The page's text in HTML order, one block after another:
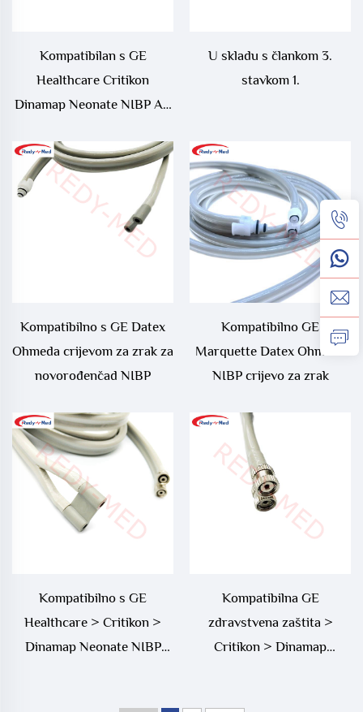
Kompatibilan s GE
Healthcare Critikon
Dinamap Neonate NIBP Air
U skladu s člankom 3.
stavkom 1.
Kompatibilno s GE Datex
Ohmeda crijevom za zrak za
novorođenčad NIBP
Kompatibilno GE
Marquette Datex Ohmeda
NIBP crijevo za zrak
Kompatibilno s GE
Healthcare > Critikon >
Dinamap Neonate NIBP
Kompatibilna GE
zdravstvena zaštita >
Critikon > Dinamap